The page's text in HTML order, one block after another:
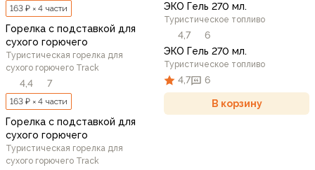
163 ₽ × 4 части
Горелка с подставкой для
сухого горючего
Туристическая горелка для
сухого горючего Track
4,4 7
163 ₽ × 4 части
Горелка с подставкой для
сухого горючего
Туристическая горелка для
сухого горючего Track
ЭКО Гель 270 мл.
Туристическое топливо
4,7
6
ЭКО Гель 270 мл.
Туристическое топливо
4,7 6
В корзину